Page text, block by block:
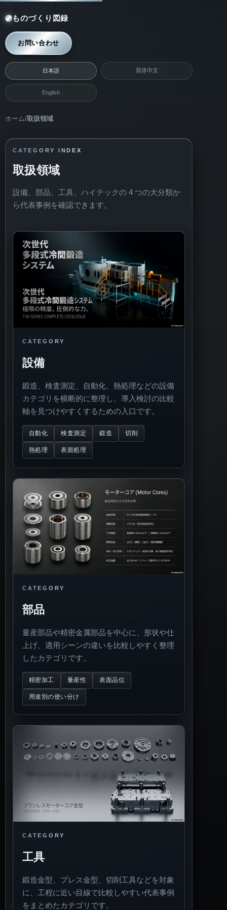
ものづくり図録
お問い合わせ
日本語 简体中文
English
ホーム/取扱領域
CATEGORY INDEX
取扱領域
設備、部品、工具、ハイテックの 4 つの大分類か
ら代表事例を確認できます。
CATEGORY
設備
鍛造、検査測定、自動化、熱処理などの設備
カテゴリを横断的に整理し、導入検討の比較
軸を見つけやすくするための入口です。
自動化 検査測定 鍛造 切削
熱処理 表面処理
CATEGORY
部品
量産部品や精密金属部品を中心に、形状や仕
上げ、適用シーンの違いを比較しやすく整理
したカテゴリです。
精密加工 量産性 表面品位
用途別の使い分け
CATEGORY
工具
鍛造金型、プレス金型、切削工具などを対象
に、工程に近い目線で比較しやすい代表事例
をまとめたカテゴリです。